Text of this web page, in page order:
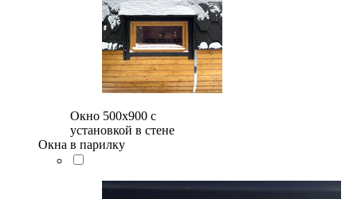
Окно 500x900 с
установкой в стене
Окна в парилку